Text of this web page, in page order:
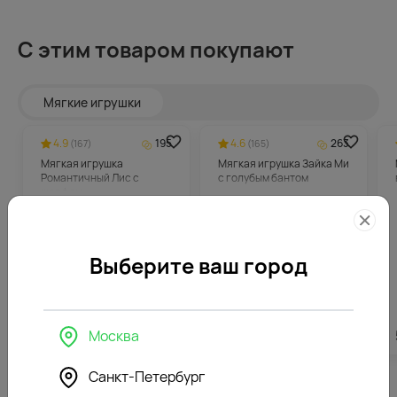
С этим товаром покупают
Мягкие игрушки
4.9 (167)
195
Мягкая игрушка
Романтичный Лис с
шарфом
3896₽
4.6 (165)
263
Мягкая игрушка Зайка Ми
с голубым бантом
Выберите ваш город
Москва
Санкт-Петербург